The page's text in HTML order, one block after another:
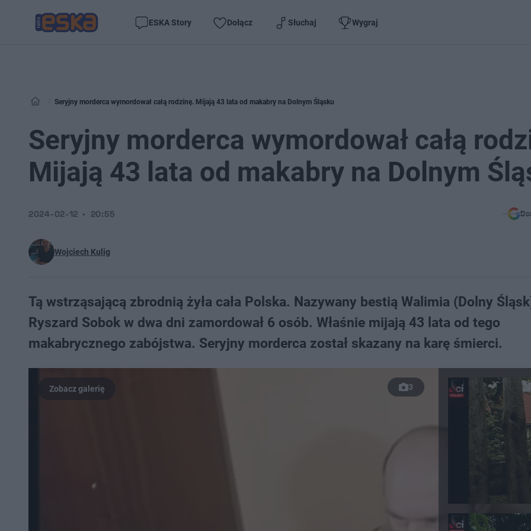
ESKA Story Dołącz Słuchaj Wygraj
Seryjny morderca wymordował całą rodzinę. Mijają 43 lata od makabry na Dolnym Śląsku
Seryjny morderca wymordował całą
Mijają 43 lata od makabry na Dolnym
Wojciech Kulig
2024-02-12 20:55
Tą wstrząsającą zbrodnią żyła cała Polska. Nazywany bestią Walimia (Dolny
Ryszard Sobok w dwa dni zamordował 6 osób. Właśnie mijają 43 lata od tego
makabrycznego zabójstwa. Seryjny morderca został skazany na karę śmierci.
3